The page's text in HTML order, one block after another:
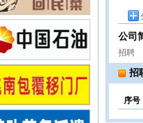
公司
招聘
招
序号